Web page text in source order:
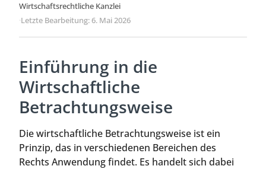
Wirtschaftsrechtliche Kanzlei
·Letzte Bearbeitung: 6. Mai 2026
Einführung in die
Wirtschaftliche
Betrachtungsweise
Die wirtschaftliche Betrachtungsweise ist ein
Prinzip, das in verschiedenen Bereichen des
Rechts Anwendung findet. Es handelt sich dabei